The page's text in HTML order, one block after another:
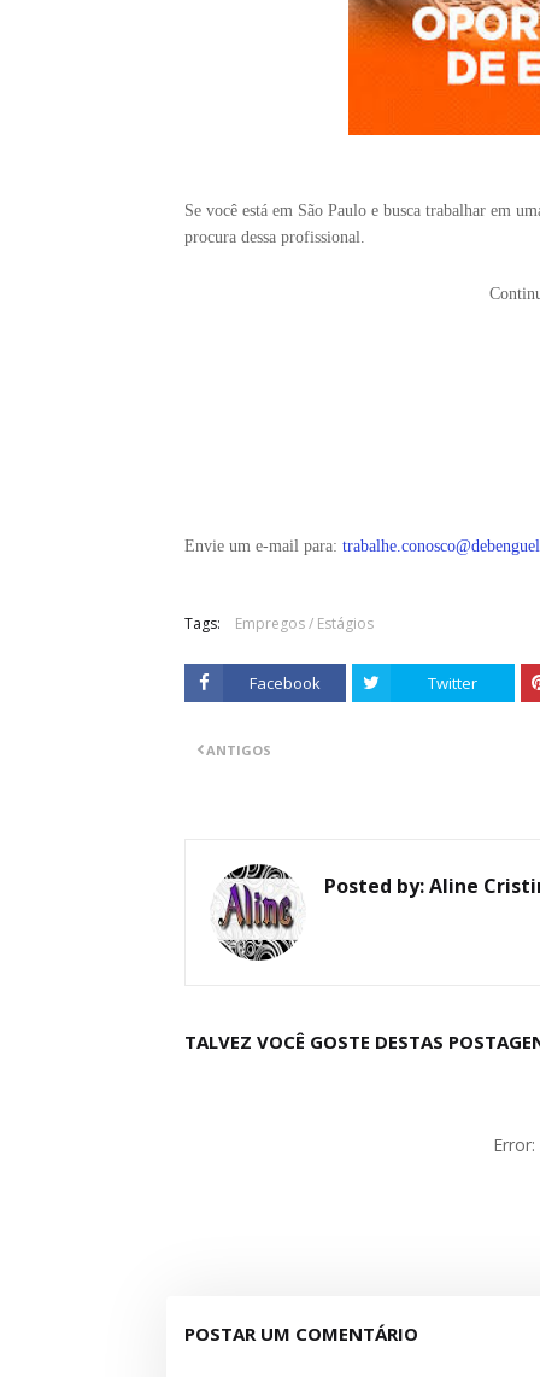
Se você está em São Paulo e busca trabalhar em
procura dessa profissional.
Envie um e-mail para:
Tags: Empregos / Estágios
Facebook Twitter
ANTIGOS
Posted by:Aline
TALVEZ VOCÊ GOSTE DESTAS
POSTAR UM COMENTÁRIO